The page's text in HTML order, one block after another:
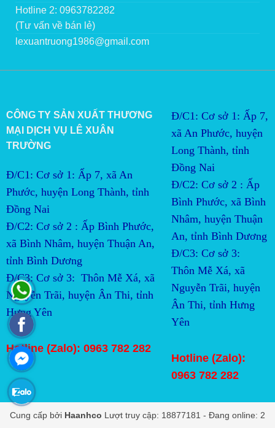
Hotline 2: 0963782282
(Tư vấn về bán lẻ)
lexuantruong1986@gmail.com
CÔNG TY SẢN XUẤT THƯƠNG
MẠI DỊCH VỤ LÊ XUÂN
TRƯỜNG
Đ/C1: Cơ sở 1: Ấp 7, xã An
Phước, huyện Long Thành, tỉnh
Đồng Nai
Đ/C2: Cơ sở 2 : Ấp Bình Phước,
xã Bình Nhâm, huyện Thuận An,
tỉnh Bình Dương
Đ/C3: Cơ sở 3:  Thôn Mễ Xá, xã
Nguyễn Trãi, huyện Ân Thi, tỉnh
Hưng Yên
Hotline (Zalo): 0963 782 282
Đ/C1: Cơ sở 1: Ấp 7,
xã An Phước, huyện
Long Thành, tỉnh
Đồng Nai
Đ/C2: Cơ sở 2 : Ấp
Bình Phước, xã Bình
Nhâm, huyện Thuận
An, tỉnh Bình Dương
Đ/C3: Cơ sở 3:
Thôn Mễ Xá, xã
Nguyễn Trãi, huyện
Ân Thi, tỉnh Hưng
Yên
Hotline (Zalo):
0963 782 282
Cung cấp bởi Haanhco Lượt truy cập: 18877181 - Đang online: 2